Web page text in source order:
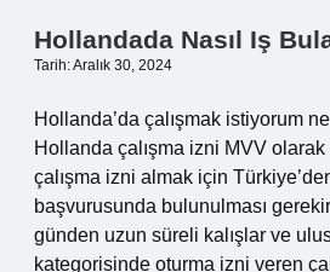
Hollandada Nasıl Iş
Tarih: Aralık 30, 2024
Hollanda’da çalışmak istiyorum
Hollanda çalışma izni MVV
çalışma izni almak için
başvurusunda bulunulması
günden uzun süreli kalışlar ve
kategorisinde oturma izni veren